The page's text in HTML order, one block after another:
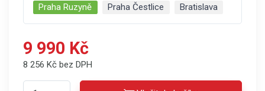
Praha Ruzyně
Praha Čestlice Bratislava
9 990 Kč
8 256 Kč bez DPH